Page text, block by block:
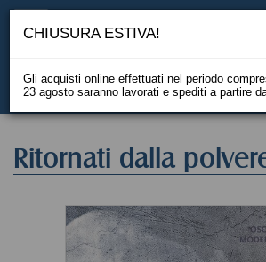
Ritornati dalla
CHIUSURA ESTIVA!
Gli acquisti online effettuati nel periodo
23 agosto saranno lavorati e spediti a partire